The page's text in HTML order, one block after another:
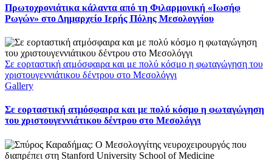
Πρωτοχρονιάτικα κάλαντα από τη Φιλαρμονική «Ιωσήφ
Ρωγών» στο Δημαρχείο Ιερής Πόλης Μεσολογγίου
Σε εορταστική ατμόσφαιρα και με πολύ κόσμο η φωταγώγηση του
χριστουγεννιάτικου δέντρου στο Μεσολόγγι
Gallery
Σε εορταστική ατμόσφαιρα και με πολύ κόσμο η φωταγώγηση
του χριστουγεννιάτικου δέντρου στο Μεσολόγγι